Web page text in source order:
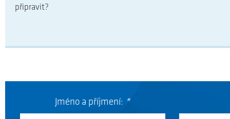
připravit?
Jméno a příjmení: *